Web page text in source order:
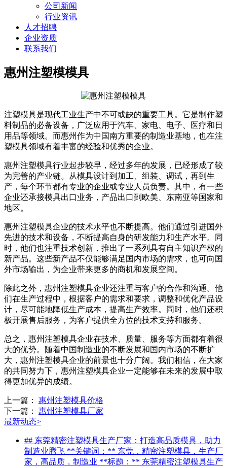
公司新闻
行业资讯
人才招聘
企业资质
联系我们
惠州注塑模模具
注塑模具是现代工业生产中不可或缺的重要工具。它是制作塑
料制品的必备设备，广泛应用于汽车、家电、电子、医疗和日
用品等领域。而惠州作为中国南方重要的制造业基地，也在注
塑模具领域有着丰富的经验和优秀的企业。
惠州注塑模具行业起步较早，经过多年的发展，已经形成了较
为完善的产业链。从模具设计到加工、组装、调试，再到生
产，每个环节都有专业的企业或专业人员负责。其中，有一些
企业还承接模具出口业务，产品出口到欧美、东南亚等国家和
地区。
惠州注塑模具企业的技术水平也不断提高。他们通过引进国外
先进的技术和设备，不断提高自身的研发能力和生产水平。同
时，他们也注重技术创新，推出了一系列具有自主知识产权的
新产品。这些新产品不仅能够满足国内市场的需求，也可向国
外市场输出，为企业带来更多的商机和发展空间。
除此之外，惠州注塑模具企业还注重与客户的合作和沟通。他
们在生产过程中，根据客户的需求和要求，调整和优化产品设
计，尽可能地降低生产成本，提高生产效率。同时，他们还积
极开展售后服务，为客户提供全方位的技术支持和服务。
总之，惠州注塑模具企业在技术、质量、服务等方面都有着很
大的优势。随着中国制造业的不断发展和国内市场的不断扩
大，惠州注塑模具企业的前景也十分广阔。我们相信，在大家
的共同努力下，惠州注塑模具企业一定能够在未来的发展中取
得更加优异的成绩。
上一篇： 惠州注塑模具价格
下一篇： 惠州注塑模具厂家
最新动态>
## 东莞精密注塑模具生产厂家：打造高品质模具，助力
制造业腾飞 **关键词：** 东莞，精密注塑模具，生产厂
家，高品质，制造业 **标题：** 东莞精密注塑模具生产